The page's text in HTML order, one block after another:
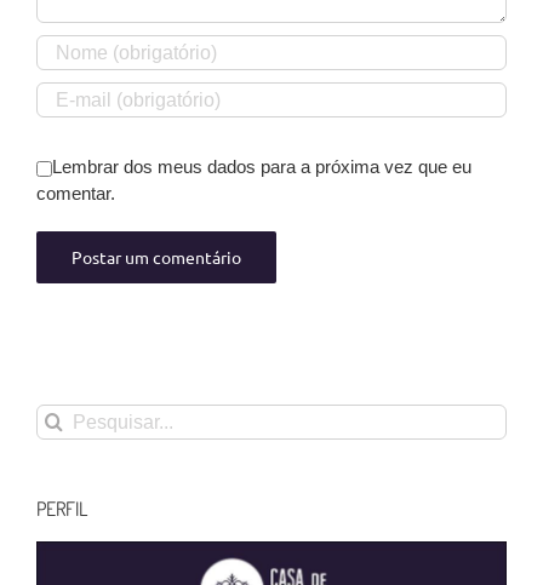
Lembrar dos meus dados para a próxima vez que eu
comentar.
Buscar
resultados
PERFIL